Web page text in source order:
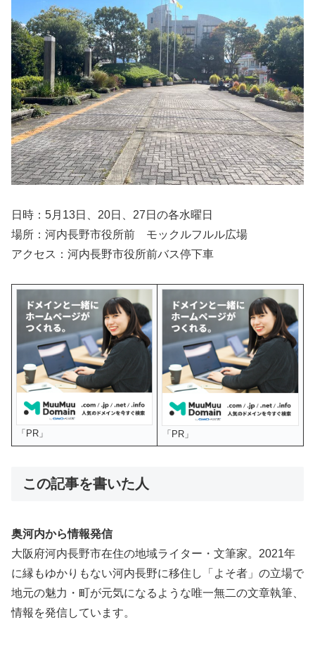
日時：5月13日、20日、27日の各水曜日
場所：河内長野市役所前 モックルフルル広場
アクセス：河内長野市役所前バス停下車
「PR」 「PR」
この記事を書いた人
奥河内から情報発信
大阪府河内長野市在住の地域ライター・文筆家。2021年
に縁もゆかりもない河内長野に移住し「よそ者」の立場で
地元の魅力・町が元気になるような唯一無二の文章執筆、
情報を発信しています。